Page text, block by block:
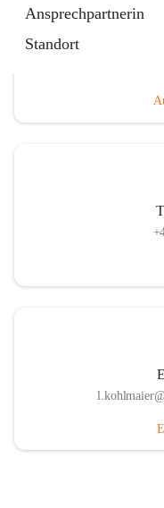
Ansprechpartnerin
StandortArnfelser Straße 10,